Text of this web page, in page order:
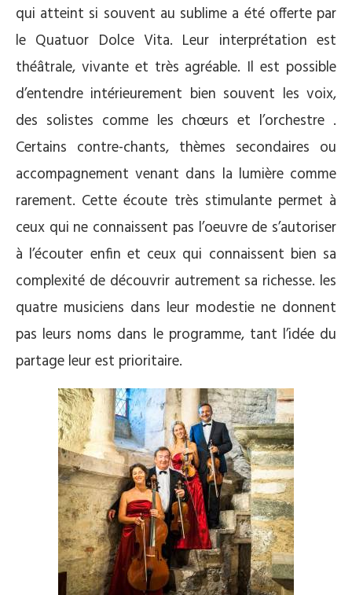
qui atteint si souvent au sublime a été offerte par
le Quatuor Dolce Vita. Leur interprétation est
théâtrale, vivante et très agréable. Il est possible
d’entendre intérieurement bien souvent les voix,
des solistes comme les chœurs et l’orchestre .
Certains contre-chants, thèmes secondaires ou
accompagnement venant dans la lumière comme
rarement. Cette écoute très stimulante permet à
ceux qui ne connaissent pas l’oeuvre de s’autoriser
à l’écouter enfin et ceux qui connaissent bien sa
complexité de découvrir autrement sa richesse. les
quatre musiciens dans leur modestie ne donnent
pas leurs noms dans le programme, tant l’idée du
partage leur est prioritaire.